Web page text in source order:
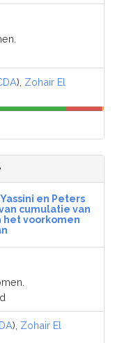
), Zohair El
en Peters
cumulatie van
voorkomen
), Zohair El